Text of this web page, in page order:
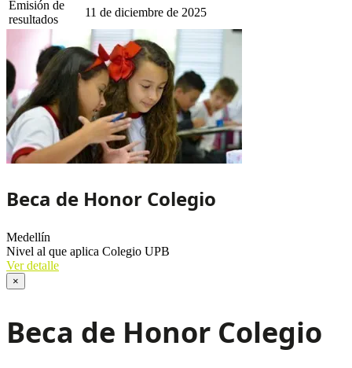
Emisión de
resultados
11 de diciembre de 2025
Beca de Honor Colegio
Medellín
Nivel al que aplica Colegio UPB
Ver detalle
×
Beca de Honor Colegio